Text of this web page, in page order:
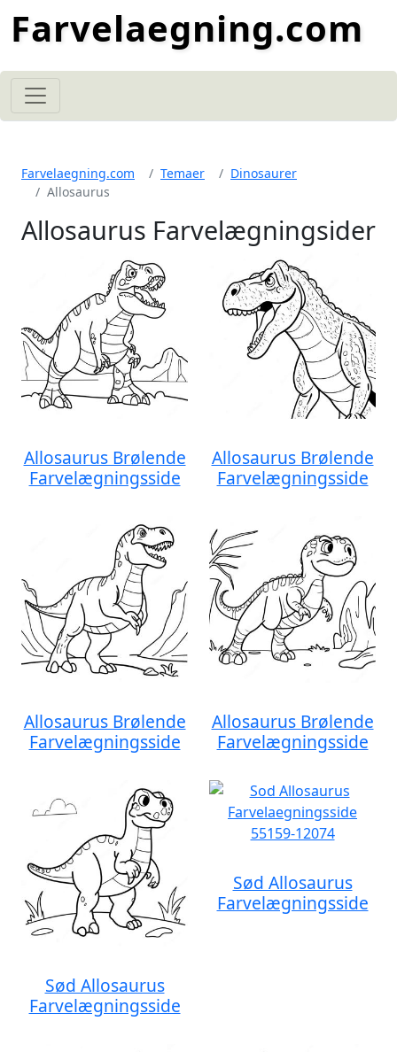
Farvelaegning.com
Farvelaegning.com Temaer
Dinosaurer
Allosaurus
Allosaurus Farvelægningsider
Allosaurus Brølende
Farvelægningsside
Allosaurus Brølende
Farvelægningsside
Allosaurus Brølende
Farvelægningsside
Allosaurus Brølende
Farvelægningsside
Sød Allosaurus
Farvelægningsside
Sød Allosaurus
Farvelægningsside